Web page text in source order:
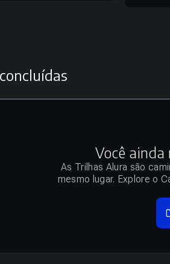
Você ainda
As Trilhas Alura são
mesmo lugar. Explore o